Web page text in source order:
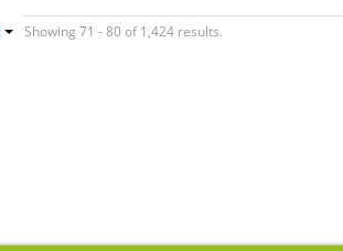
Showing 71 - 80 of 1,424 results.